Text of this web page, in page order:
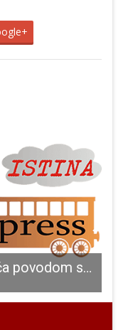
Povjerenstvo HDZ-a Gospića povodom smrti prvog hrvatskog predsjednika dr.Franje Tuđmana poziva na misu zadušnicu i odavanje počasti